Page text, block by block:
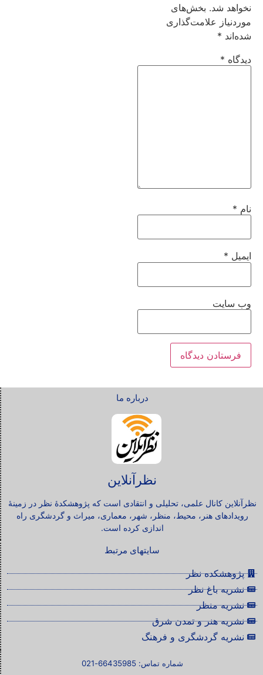
نخواهد شد. بخش‌های
موردنیاز علامت‌گذاری
شده‌اند *
دیدگاه *
نام *
ایمیل *
وب‌ سایت
درباره ما
نظرآنلاین
نظرآنلاین کانال علمی، تحلیلی و انتقادی است که پژوهشکدۀ نظر در زمینۀ
رویدادهای هنر، محیط، منظر، شهر، معماری، میراث و گردشگری راه
اندازی کرده است.
سایتهای مرتبط
پژوهشکده نظر
نشریه باغ نظر
نشریه منظر
نشریه هنر و تمدن شرق
نشریه گردشگری و فرهنگ
شماره تماس: 66435985-021